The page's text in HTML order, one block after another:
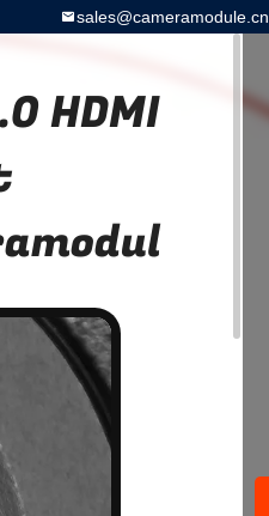
sales@cameramodule.cn
HDMI